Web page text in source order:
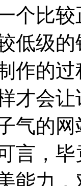
个比
低级
作的
才会
气的
言，
能力